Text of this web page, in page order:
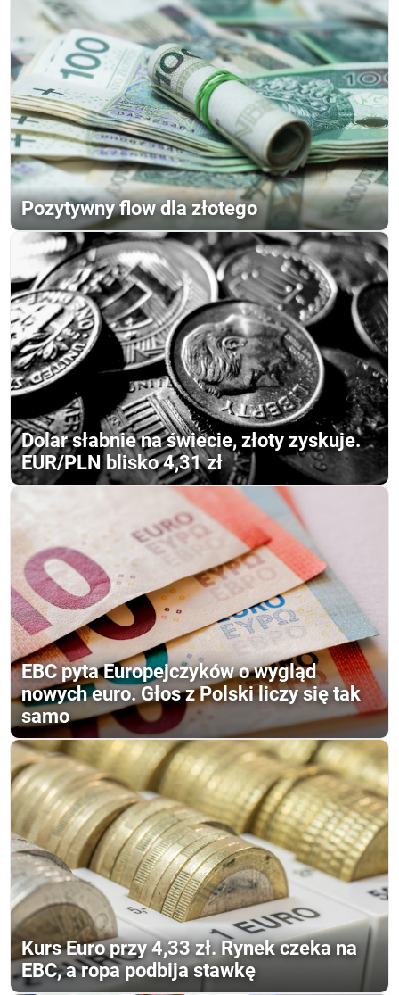
Pozytywny flow dla złotego
Dolar słabnie na świecie, złoty zyskuje.
EUR/PLN blisko 4,31 zł
EBC pyta Europejczyków o wygląd
nowych euro. Głos z Polski liczy się tak
samo
Kurs Euro przy 4,33 zł. Rynek czeka na
EBC, a ropa podbija stawkę